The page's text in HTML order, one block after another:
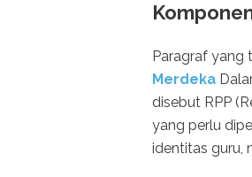
Paragraf
Merdeka
disebut RPP
yang perlu
identitas guru,